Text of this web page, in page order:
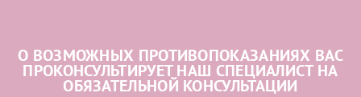
О ВОЗМОЖНЫХ ПРОТИВОПОКАЗАНИЯХ ВАС
ПРОКОНСУЛЬТИРУЕТ НАШ СПЕЦИАЛИСТ НА
ОБЯЗАТЕЛЬНОЙ КОНСУЛЬТАЦИИ